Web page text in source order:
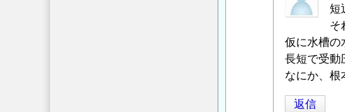
名
稿
者
に
る
短
そ
仮に水槽の
長短で受動
なにか、根
返信